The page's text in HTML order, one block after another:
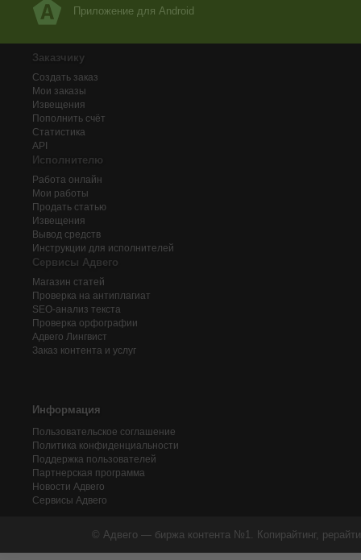
Приложение для Android
Заказчику
Создать заказ
Мои заказы
Извещения
Пополнить счёт
Статистика
API
Исполнителю
Работа онлайн
Мои работы
Продать статью
Извещения
Вывод средств
Инструкции для исполнителей
Сервисы Адвего
Магазин статей
Проверка на антиплагиат
SEO-анализ текста
Проверка орфографии
Адвего Лингвист
Заказ контента и услуг
Информация
Пользовательское соглашение
Политика конфиденциальности
Поддержка пользователей
Партнерская программа
Новости Адвего
Сервисы Адвего
© Адвего — биржа контента №1. Копирайтинг,